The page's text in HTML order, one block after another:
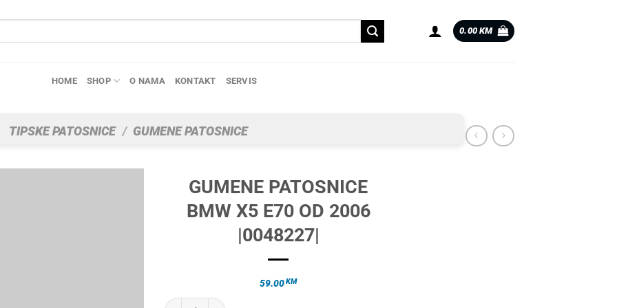
0.00 KM
HOME SHOP O NAMA KONTAKT SERVIS
TIPSKE PATOSNICE / GUMENE PATOSNICE
GUMENE PATOSNICE
BMW X5 E70 OD 2006
|0048227|
59.00KM
GUMENE PATOSNICE BMW X5 E70 OD 2006 |0048227| količina